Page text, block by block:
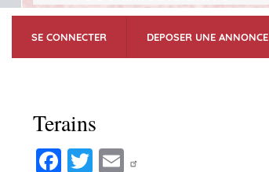
SE CONNECTER DEPOSER UNE ANNONCE
Terains
Fa T E